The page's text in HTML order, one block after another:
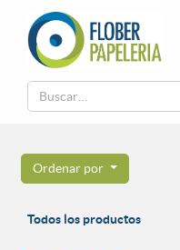
Ordenar por
Todos los productos